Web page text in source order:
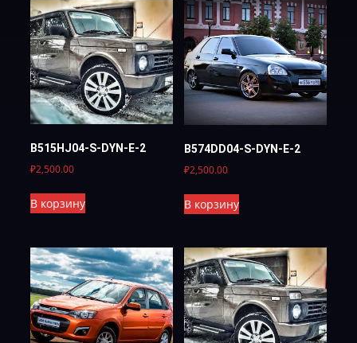
B515HJ04-S-DYN-E-2
₽2,500.00
В корзину
B574DD04-S-DYN-E-2
₽2,500.00
В корзину